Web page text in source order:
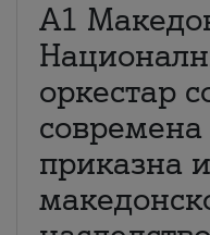
А1
оркестар
приказна